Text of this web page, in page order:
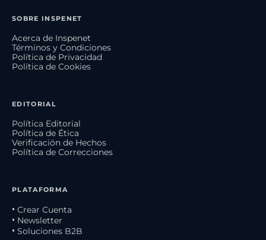
SOBRE INSPENET
Acerca de Inspenet
Términos y Condiciones
Política de Privacidad
Política de Cookies
EDITORIAL
Política Editorial
Política de Ética
Verificación de Hechos
Política de Correcciones
PLATAFORMA
• Crear Cuenta
• Newsletter
• Soluciones B2B